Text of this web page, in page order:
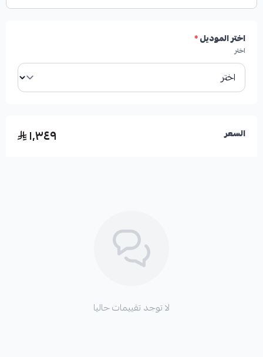
استبدال رديتر المكيف وبلف الثلاجة.
اختر الموديل*
اختر
السعر ١٬٣٤٩
لا توجد تقييمات حاليا